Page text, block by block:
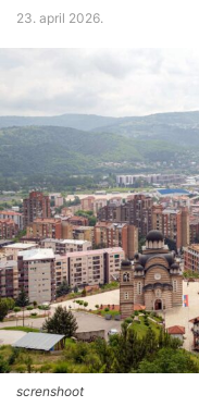
23. april 2026.
screnshoot